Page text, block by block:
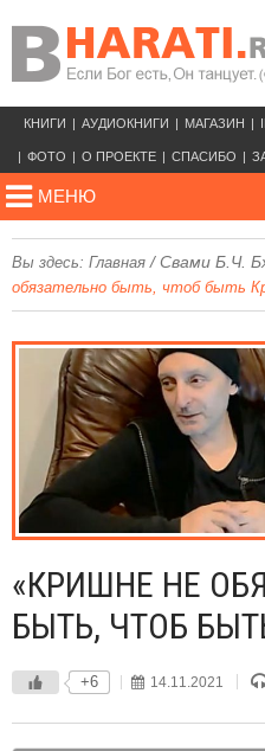
КНИГИ АУДИОКНИГИ МАГАЗИН
ФОТО О ПРОЕКТЕ СПАСИБО
МЕНЮ
Вы здесь: Главная /Свами Б.Ч.
обязательно быть, чтоб быть
«КРИШНЕ НЕ
БЫТЬ, ЧТОБ
+6 14.11.2021